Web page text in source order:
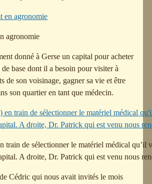
agronomie
donné à Gerse un capital pour acheter
base dont il a besoin pour visiter à
de son voisinage, gagner sa vie et être
son quartier en tant que médecin.
train de sélectionner le matériel médical qu’il
A droite, Dr. Patrick qui est venu nous
Cédric qui nous avait invités le mois